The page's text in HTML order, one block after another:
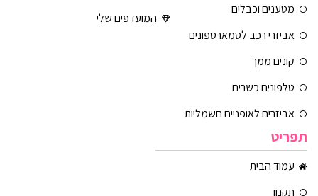
מטענים וכבלים
אביזרי רכב לסמארטפונים
קונים ממך
טלפונים כשרים
אביזרים לאופניים חשמליות
המועדפים שלי
תפריט
עמוד הבית
תקנון